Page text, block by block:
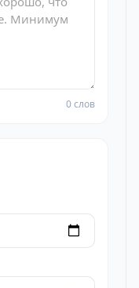
0 слов